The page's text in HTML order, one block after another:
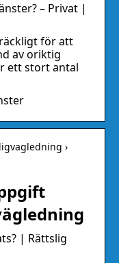
– Privat |
för att
av oriktig
ett stort antal
›
| Rättslig